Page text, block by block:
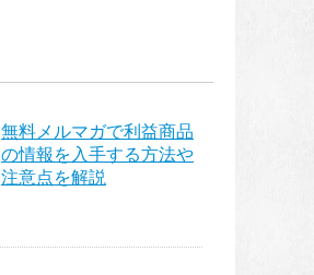
無料メルマガで利益商品
の情報を入手する方法や
注意点を解説